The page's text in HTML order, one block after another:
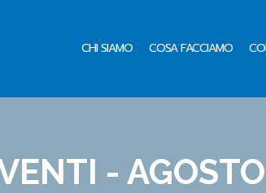
CHI SIAMO COSA FACCIAMO
-